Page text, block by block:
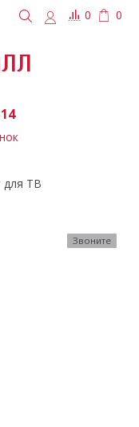
0 0
для ТВ
Звоните